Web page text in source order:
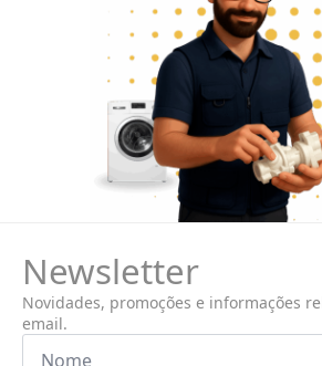
Newsletter
Novidades, promoções e informações
email.
Nome